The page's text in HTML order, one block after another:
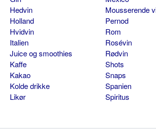
Hedvin
Holland
Hvidvin
Italien
Juice og smoothies
Kaffe
Kakao
Kolde drikke
Likør
Mousserende
Pernod
Rom
Rosévin
Rødvin
Shots
Snaps
Spanien
Spiritus